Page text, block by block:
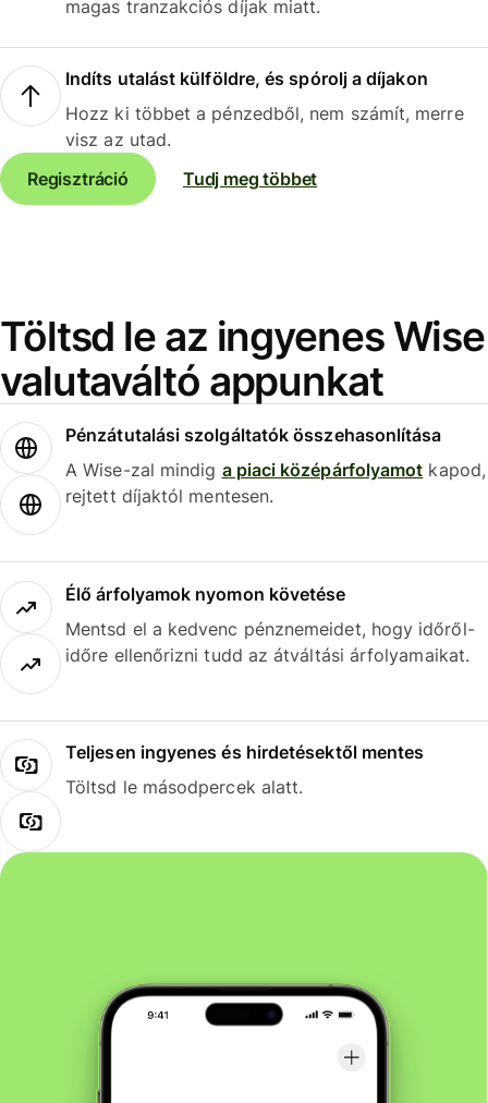
magas tranzakciós díjak miatt.
Indíts utalást külföldre, és spórolj a díjakon
Hozz ki többet a pénzedből, nem számít, merre
visz az utad.
Regisztráció
Tudj meg többet
Töltsd le az ingyenes Wise
valutaváltó appunkat
Pénzátutalási szolgáltatók összehasonlítása
A Wise-zal mindig a piaci középárfolyamot kapod,
rejtett díjaktól mentesen.
Élő árfolyamok nyomon követése
Mentsd el a kedvenc pénznemeidet, hogy időről-
időre ellenőrizni tudd az átváltási árfolyamaikat.
Teljesen ingyenes és hirdetésektől mentes
Töltsd le másodpercek alatt.